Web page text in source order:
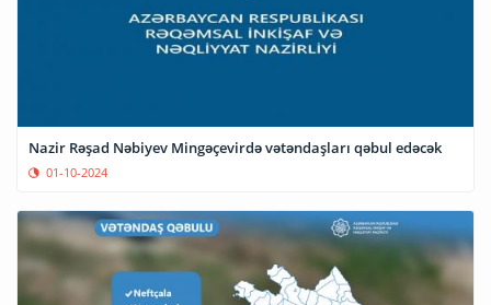
Nazir Rəşad Nəbiyev Mingəçevirdə vətəndaşları qəbul edəcək
01-10-2024